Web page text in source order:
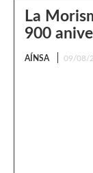
La
900
AÍNSA 09/08/